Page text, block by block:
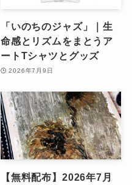
「いのちのジャズ」｜生
命感とリズムをまとうア
ートTシャツとグッズ
2026年7月9日
【無料配布】2026年7月